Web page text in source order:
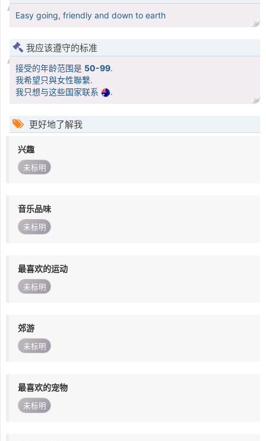
Easy going, friendly and down to earth
我应该遵守的标准
接受的年龄范围是 50-99.
我希望只與女性聯繫.
我只想与这些国家联系
.
更好地了解我
兴趣
未标明
音乐品味
未标明
最喜欢的运动
未标明
郊游
未标明
最喜欢的宠物
未标明